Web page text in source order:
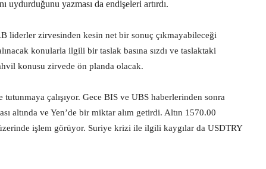
uydurduğunu yazması da endişeleri artırdı.
liderler zirvesinden kesin net bir sonuç çıkmayabileceği
konularla ilgili bir taslak basına sızdı ve taslaktaki
konusu zirvede ön planda olacak.
çalışıyor. Gece BIS ve UBS haberlerinden sonra
altında ve Yen’de bir miktar alım getirdi. Altın 1570.00
işlem görüyor. Suriye krizi ile ilgili kaygılar da USDTRY